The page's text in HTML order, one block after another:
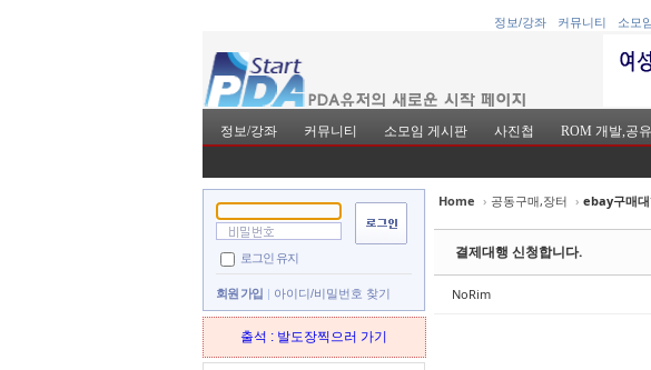
정보/강좌 커뮤니티 소모
정보/강좌 커뮤니티 소모임 게시판 사진첩 ROM 개발,공유
로그인 유지
회원 가입 아이디/비밀번호 찾기
출석 : 발도장찍으러 가기
Home › 공동구매,장터 › ebay구매대
결제대행 신청합니다.
NoRim
Sketchbook5, 스케치북5
Sketchbook5, 스케치북5